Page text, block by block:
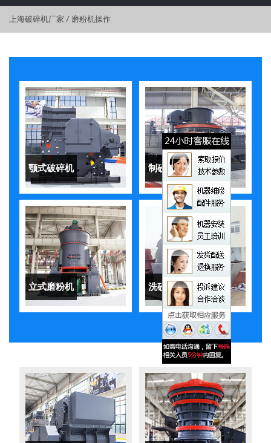
上海破碎机厂家 / 磨粉机操作
颚式破碎机 制砂机
立式磨粉机 洗砂机